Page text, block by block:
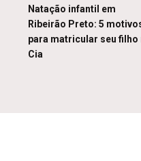
Natação infantil em
Ribeirão Preto: 5
para matricular seu filho
Cia